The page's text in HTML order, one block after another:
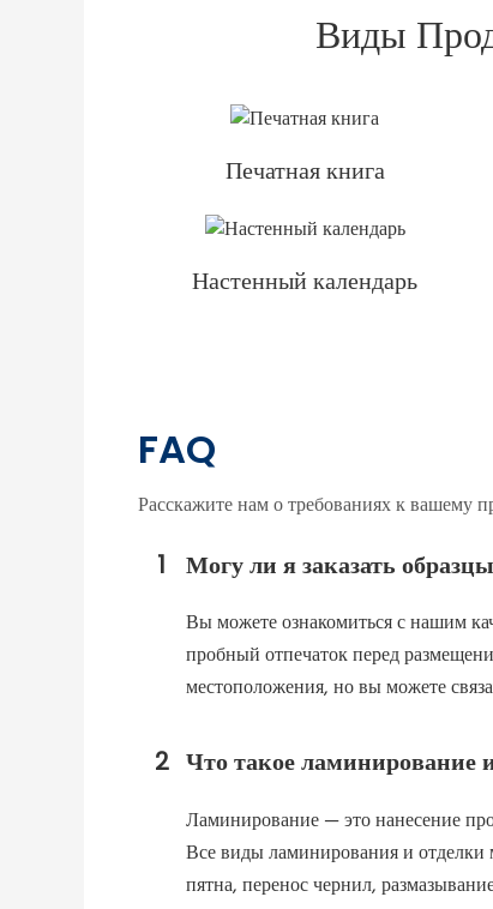
Виды
Печатная книга
Настенный календарь
FAQ
Расскажите нам о требованиях к вашему
1 Могу ли я заказать
Вы можете ознакомиться с нашим
пробный отпечаток перед
местоположения, но вы можете
2 Что такое ламинирование
Ламинирование — это нанесение
Все виды ламинирования и
пятна, перенос чернил,